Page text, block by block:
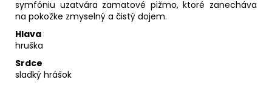
symfóniu uzatvára zamatové pižmo, ktoré zanecháva
na pokožke zmyselný a čistý dojem.
Hlava
hruška
Srdce
sladký hrášok